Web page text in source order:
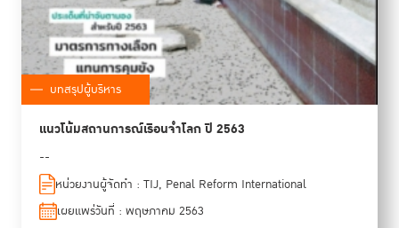
บทสรุปผู้บริหาร
แนวโน้มสถานการณ์เรือนจำโลก ปี 2563
--
หน่วยงานผู้จัดทำ : TIJ, Penal Reform International
เผยแพร่วันที่ : พฤษภาคม 2563